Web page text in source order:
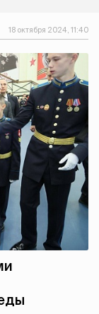
18 октября 2024, 11:40